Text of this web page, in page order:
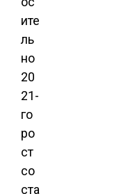
ите
ль
но
20
21-
го
ро
ст
со
ста